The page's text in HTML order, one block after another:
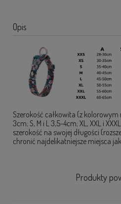
Opis
Szerokość całkowita (z kolorowym
3cm; S, M i L 3,5-4cm; XL, XXL i
szerokość na swojej długości
chronić najdelikatniejsze miejsca
Produkty